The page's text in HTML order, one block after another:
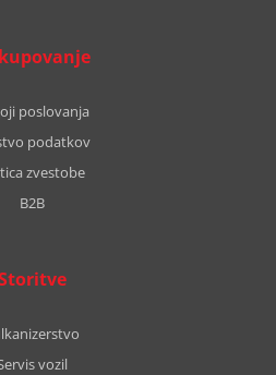
poslovanja
podatkov
zvestobe
B2B
vozil